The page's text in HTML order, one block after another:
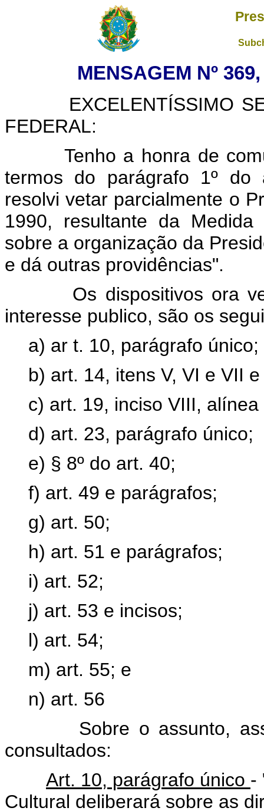
MENSAGEM Nº
EXCELENTÍSSIMO
FEDERAL:
Tenho a honra de
termos do parágrafo 1º do
resolvi vetar parcialmente o
1990, resultante da
sobre a organização da
e dá outras providências".
Os dispositivos ora
interesse publico, são os
a) ar t. 10, parágrafo único;
b) art. 14, itens V, VI e VII
c) art. 19, inciso VIII, alínea
d) art. 23, parágrafo único;
e) § 8º do art. 40;
f) art. 49 e parágrafos;
g) art. 50;
h) art. 51 e parágrafos;
i) art. 52;
j) art. 53 e incisos;
l) art. 54;
m) art. 55; e
n) art. 56
Sobre o assunto, assim
consultados:
Art. 10, parágrafo único -
Cultural deliberará sobre as